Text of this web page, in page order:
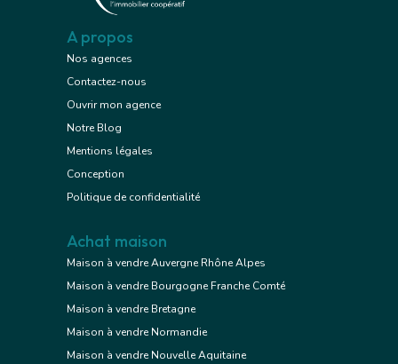
A propos
Nos agences
Contactez-nous
Ouvrir mon agence
Notre Blog
Mentions légales
Conception
Politique de confidentialité
Achat maison
Maison à vendre Auvergne Rhône Alpes
Maison à vendre Bourgogne Franche Comté
Maison à vendre Bretagne
Maison à vendre Normandie
Maison à vendre Nouvelle Aquitaine